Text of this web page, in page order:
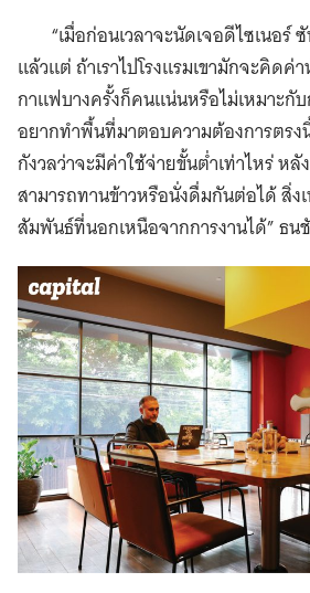
“เมื่อก่อนเวลาจะนัดเจอดีไซเนอร์
แล้วแต่ ถ้าเราไปโรงแรมเขามักจะคิดค่
กาแฟบางครั้งก็คนแน่นหรือไม่เหมาะกับ
อยากทำพื้นที่มาตอบความต้องการตรง
กังวลว่าจะมีค่าใช้จ่ายขั้นต่ำเท่าไหร่ หลั
สามารถทานข้าวหรือนั่งดื่มกันต่อได้ สิ่ง
สัมพันธ์ที่นอกเหนือจากการงานได้” ธน